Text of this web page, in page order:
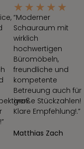
★ ★ ★ ★ ★
“Moderner
Schauraum mit
wirklich
hochwertigen
Büromöbeln,
freundliche und
kompetente
Betreuung auch für
große Stückzahlen!
Klare Empfehlung!.”
Matthias Zach